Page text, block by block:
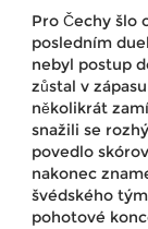
Pro Čechy šlo
posledním
nebyl postup
zůstal v
několikrát
snažili se
povedlo
nakonec
švédského
pohotové